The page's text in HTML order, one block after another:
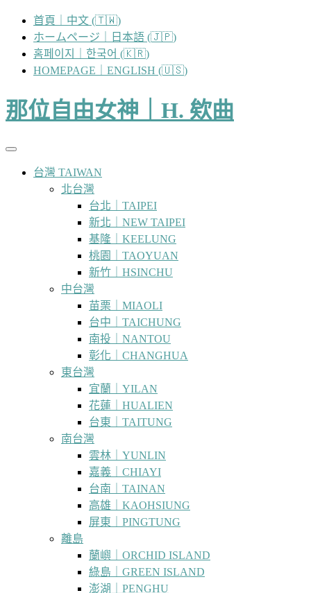
容
首頁｜中文 (🇹🇼)
ホームページ｜日本語 (🇯🇵)
홈페이지｜한국어 (🇰🇷)
HOMEPAGE｜ENGLISH (🇺🇸)
那位自由女神｜H. 欸曲
台灣 TAIWAN
北台灣
台北｜TAIPEI
新北｜NEW TAIPEI
基隆｜KEELUNG
桃園｜TAOYUAN
新竹｜HSINCHU
中台灣
苗栗｜MIAOLI
台中｜TAICHUNG
南投｜NANTOU
彰化｜CHANGHUA
東台灣
宜蘭｜YILAN
花蓮｜HUALIEN
台東｜TAITUNG
南台灣
雲林｜YUNLIN
嘉義｜CHIAYI
台南｜TAINAN
高雄｜KAOHSIUNG
屏東｜PINGTUNG
離島
蘭嶼｜ORCHID ISLAND
綠島｜GREEN ISLAND
澎湖｜PENGHU